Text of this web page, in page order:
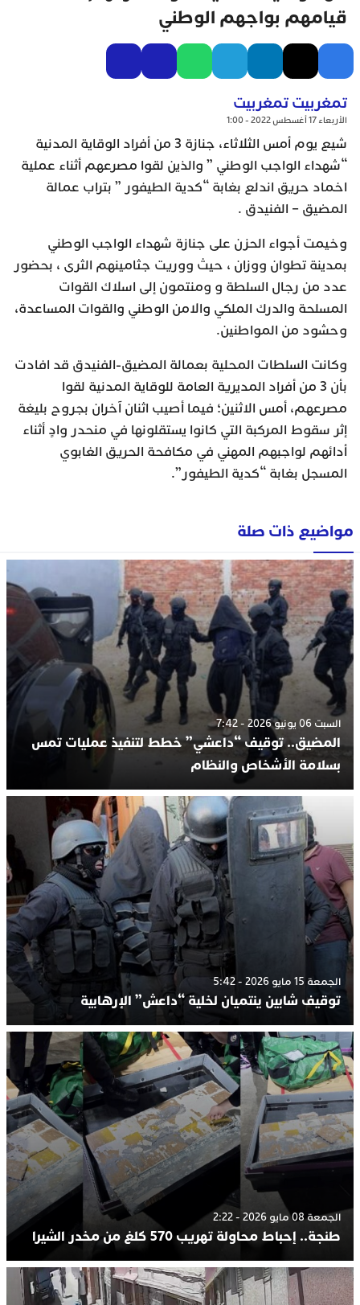
قيامهم بواجهم الوطني
تمغربيت تمغربيت
الأربعاء 17 أغسطس 2022 - 1:00
شيع يوم أمس الثلاثاء، جنازة 3 من أفراد الوقاية المدنية
“شهداء الواجب الوطني ” والذين لقوا مصرعهم أثناء عملية
اخماد حريق اندلع بغابة “كدية الطيفور ” بتراب عمالة
المضيق – الفنيدق .
وخيمت أجواء الحزن على جنازة شهداء الواجب الوطني
بمدينة تطوان ووزان ، حيث ووريت جثامينهم الثرى ، بحضور
عدد من رجال السلطة و ومنتمون إلى اسلاك القوات
المسلحة والدرك الملكي والامن الوطني والقوات المساعدة،
وحشود من المواطنين.
وكانت السلطات المحلية بعمالة المضيق-الفنيدق قد افادت
بأن 3 من أفراد المديرية العامة للوقاية المدنية لقوا
مصرعهم، أمس الاثنين؛ فيما أصيب اثنان آخران بجروح بليغة
إثر سقوط المركبة التي كانوا يستقلونها في منحدر وادٍ أثناء
أدائهم لواجبهم المهني في مكافحة الحريق الغابوي
المسجل بغابة “كدية الطيفور”.
مواضيع ذات صلة
السبت 06 يونيو 2026 - 7:42
المضيق.. توقيف “داعشي” خطط لتنفيذ عمليات تمس
بسلامة الأشخاص والنظام
الجمعة 15 مايو 2026 - 5:42
توقيف شابين ينتميان لخلية “داعش” الإرهابية
الجمعة 08 مايو 2026 - 2:22
طنجة.. إحباط محاولة تهريب 570 كلغ من مخدر الشيرا